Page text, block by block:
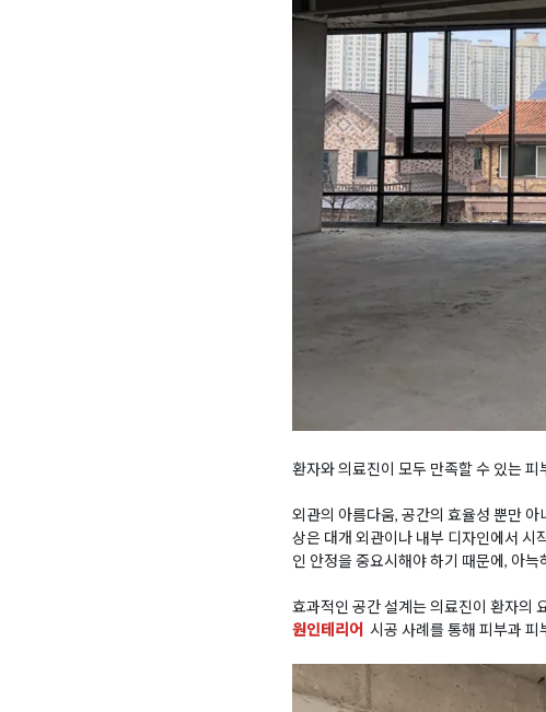
환자와 의료진이 모두 만족할 수 있는 피
외관의 아름다움, 공간의 효율성 뿐만
상은 대개 외관이나 내부 디자인에서 시
인 안정을 중요시해야 하기 때문에, 아
효과적인 공간 설계는 의료진이 환자의
원인테리어 시공 사례를 통해 피부과